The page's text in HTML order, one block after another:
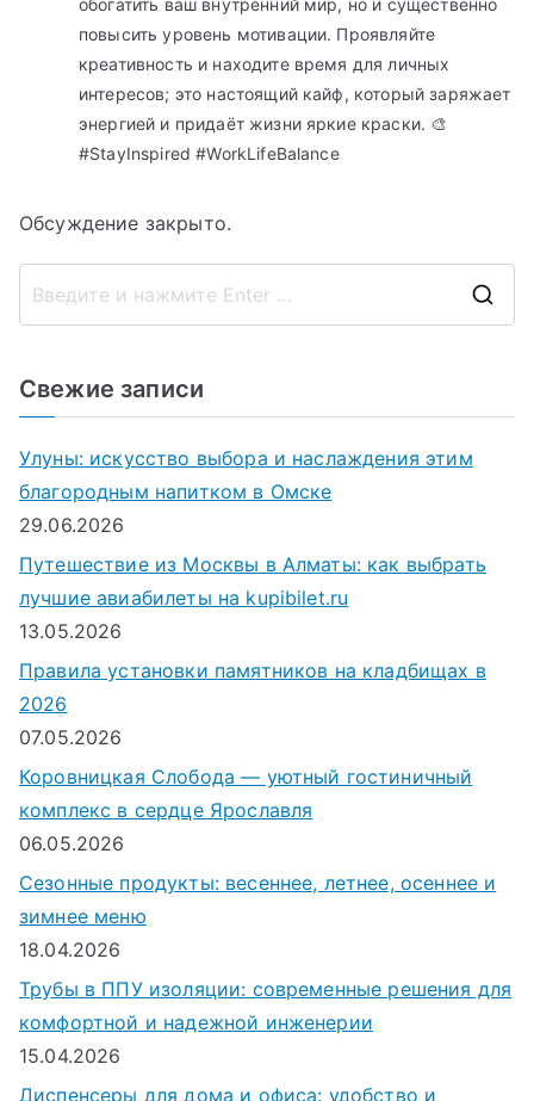
повысить уровень мотивации. Проявляйте
креативность и находите время для личных
интересов; это настоящий кайф, который заряжает
энергией и придаёт жизни яркие краски. 🎨
#StayInspired #WorkLifeBalance
Обсуждение закрыто.
Свежие записи
Улуны: искусство выбора и наслаждения этим
благородным напитком в Омске
29.06.2026
Путешествие из Москвы в Алматы: как выбрать
лучшие авиабилеты на kupibilet.ru
13.05.2026
Правила установки памятников на кладбищах в
2026
07.05.2026
Коровницкая Слобода — уютный гостиничный
комплекс в сердце Ярославля
06.05.2026
Сезонные продукты: весеннее, летнее, осеннее и
зимнее меню
18.04.2026
Трубы в ППУ изоляции: современные решения для
комфортной и надежной инженерии
15.04.2026
Диспенсеры для дома и офиса: удобство и